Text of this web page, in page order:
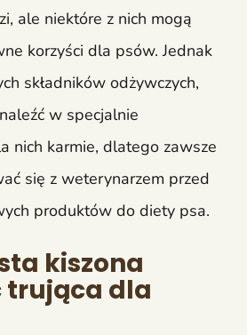
ale niektóre z nich mogą
korzyści dla psów. Jednak
składników odżywczych,
w specjalnie
nich karmie, dlatego zawsze
się z weterynarzem przed
produktów do diety psa.
kiszona
trująca dla